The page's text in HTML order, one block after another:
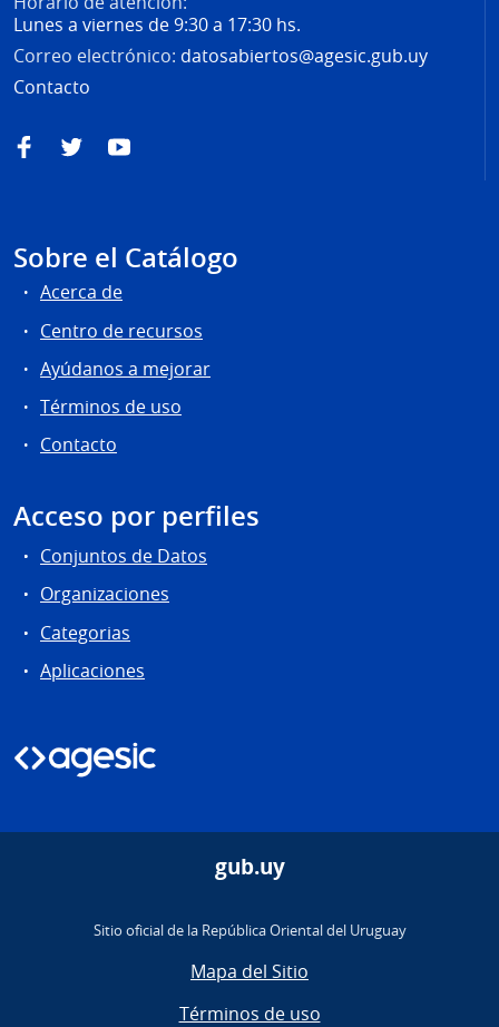
Lunes a viernes de 9:30 a 17:30 hs.
Correo electrónico: datosabiertos@agesic.gub.uy
Contacto
FacebookTwitterYouTube
Sobre el Catálogo
Acerca de
Centro de recursos
Ayúdanos a mejorar
Términos de uso
Contacto
Acceso por perfiles
Conjuntos de Datos
Organizaciones
Categorias
Aplicaciones
gub.uy
Sitio oficial de la República Oriental del Uruguay
Mapa del Sitio
Términos de uso